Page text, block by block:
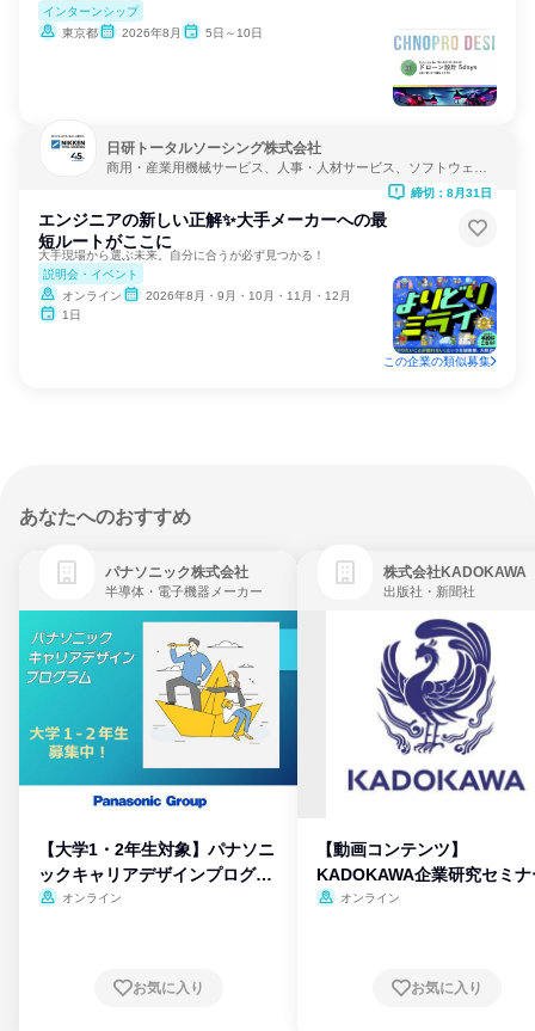
インターンシップ
東京都
2026年8月 5日～10日
日研トータルソーシング株式会社
商用・産業用機械サービス、人事・人材サービス、ソフトウェア
エンジニアの新しい正解✨大手メーカーへの最
短ルートがここに
大手現場から選ぶ未来。自分に合うが必ず見つかる！
説明会・イベント
オンライン
2026年8月・9月・10月・11月・12月
1日
締切：8月31日
この企業の類似募集
あなたへのおすすめ
パナソニック株式会社
半導体・電子機器メーカー
【大学1・2年生対象】パナソニ
ックキャリアデザインプログラ
ム
オンライン
お気に入り
株式会社KADOKAWA
出版社・新聞社
【動画コンテンツ】
KADOKAWA企業研究セミナ
オンライン
お気に入り